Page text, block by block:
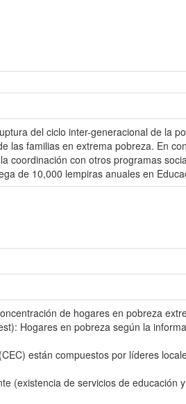
del ciclo inter-generacional de la
las familias en extrema pobreza. En
coordinación con otros programas
de 10,000 lempiras anuales en
de hogares en pobreza
Hogares en pobreza según la
están compuestos por líderes
(existencia de servicios de